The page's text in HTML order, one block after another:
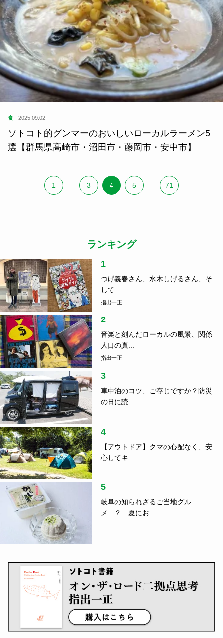
食 2025.09.02
ソトコト的グンマーのおいしいローカルラーメン5
選【群馬県高崎市・沼田市・藤岡市・安中市】
1 3 4 5 71
ランキング
1
つげ義春さん、水木しげるさん、そ
して……...
指出一正
2
音楽と刻んだローカルの風景、関係
人口の真...
指出一正
3
車中泊のコツ、ご存じですか？防災
の日に読...
4
【アウトドア】クマの心配なく、安
心してキ...
5
岐阜の知られざるご当地グル
メ！？ 夏にお...